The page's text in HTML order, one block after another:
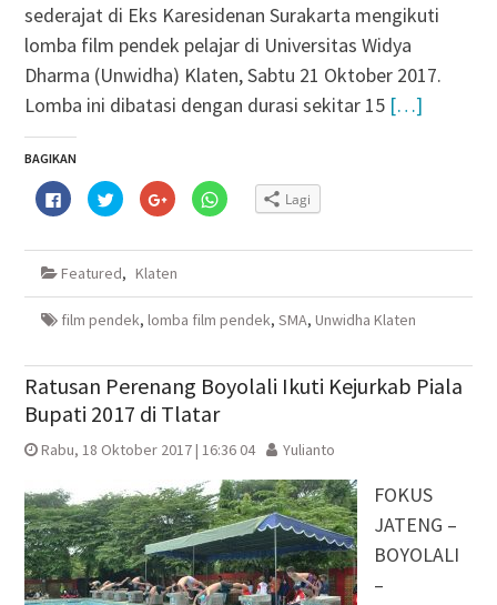
sederajat di Eks Karesidenan Surakarta mengikuti
lomba film pendek pelajar di Universitas Widya
Dharma (Unwidha) Klaten, Sabtu 21 Oktober 2017.
Lomba ini dibatasi dengan durasi sekitar 15 […]
BAGIKAN
Klik
untuk
membagikan
Facebook(Membuka
jendela
baru)
Klik
untuk
berbagi
Twitter(Membuka
jendela
baru)
Klik
untuk
berbagi
Google+
di
yang
baru)
Klik
untuk
WhatsApp(Membuka
baru)
Lagi
Featured, Klaten
film pendek, lomba film pendek, SMA, Unwidha Klaten
Ratusan Perenang Boyolali Ikuti Kejurkab Piala
Bupati 2017 di Tlatar
Rabu, 18 Oktober 2017 | 16:36 04 Yulianto
FOKUS
JATENG –
BOYOLALI
–